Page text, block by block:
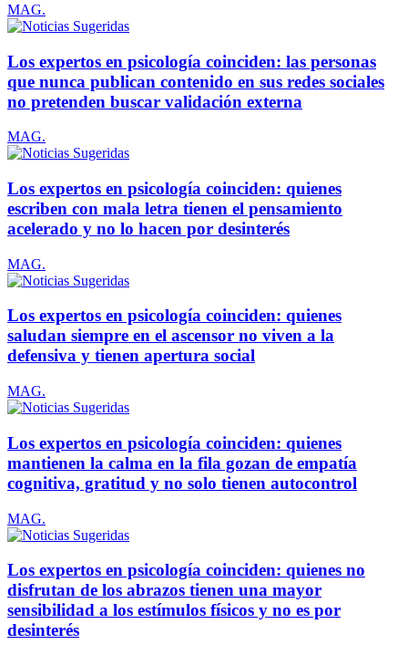
MAG.
Los expertos en psicología coinciden: las personas
que nunca publican contenido en sus redes sociales
no pretenden buscar validación externa
MAG.
Los expertos en psicología coinciden: quienes
escriben con mala letra tienen el pensamiento
acelerado y no lo hacen por desinterés
MAG.
Los expertos en psicología coinciden: quienes
saludan siempre en el ascensor no viven a la
defensiva y tienen apertura social
MAG.
Los expertos en psicología coinciden: quienes
mantienen la calma en la fila gozan de empatía
cognitiva, gratitud y no solo tienen autocontrol
MAG.
Los expertos en psicología coinciden: quienes no
disfrutan de los abrazos tienen una mayor
sensibilidad a los estímulos físicos y no es por
desinterés